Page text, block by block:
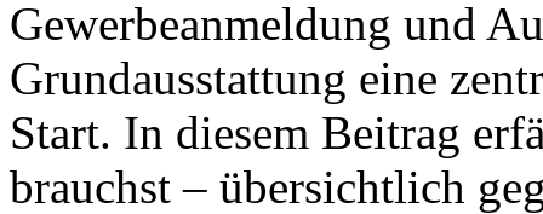
Gewerbeanmeldung und
Grundausstattung eine
Start. In diesem Beitrag
brauchst – übersichtlich